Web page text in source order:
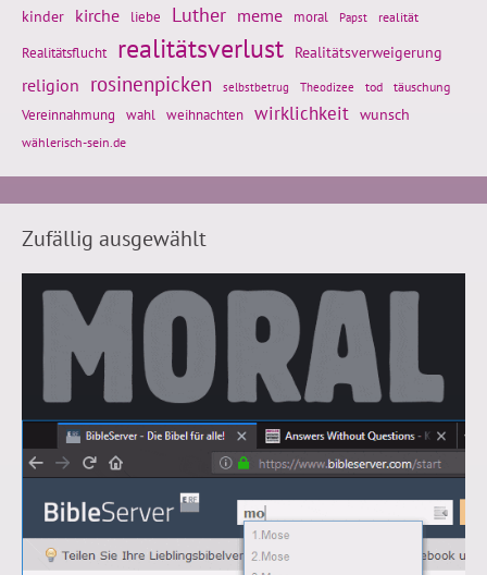
kinder kirche liebe Luther meme moral Papst realität
Realitätsflucht realitätsverlust Realitätsverweigerung
religion rosinenpicken selbstbetrug Theodizee tod täuschung
Vereinnahmung wahl weihnachten wirklichkeit wunsch
wählerisch-sein.de
Zufällig ausgewählt